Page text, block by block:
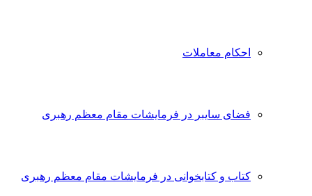
احکام معاملات
فضای سایبر در فرمایشات مقام معظم رهبری
کتاب و کتابخوانی در فرمایشات مقام معظم رهبری